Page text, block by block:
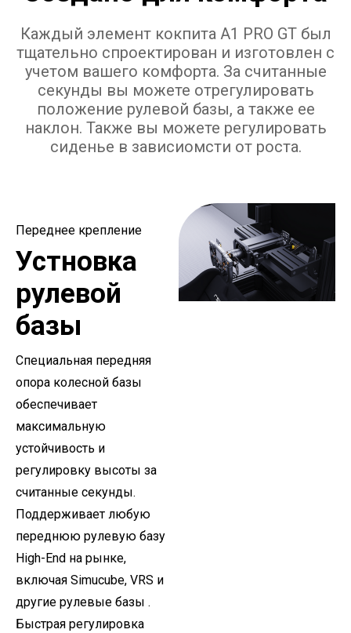
Каждый элемент кокпита A1 PRO GT был
тщательно спроектирован и изготовлен с
учетом вашего комфорта. За считанные
секунды вы можете отрегулировать
положение рулевой базы, а также ее
наклон. Также вы можете регулировать
сиденье в зависиомсти от роста.
Переднее крепление
Устновка
рулевой
базы
Специальная передняя
опора колесной базы
обеспечивает
максимальную
устойчивость и
регулировку высоты за
считанные секунды.
Поддерживает любую
переднюю рулевую базу
High-End на рынке,
включая Simucube, VRS и
другие рулевые базы .
Быстрая регулировка